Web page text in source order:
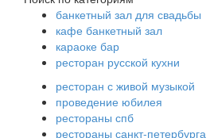
банкетный зал для свадьбы
кафе банкетный зал
караоке бар
ресторан русской кухни
ресторан с живой музыкой
проведение юбилея
рестораны спб
рестораны санкт-петербурга